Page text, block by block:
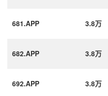
681.APP 3.8万
682.APP 3.8万
692.APP 3.8万